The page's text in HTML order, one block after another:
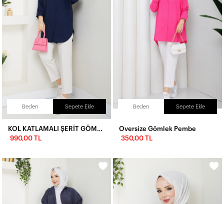
Beden Sepete Ekle
990,00 TL
Beden Sepete Ekle
Oversize Gömlek Pembe
350,00 TL